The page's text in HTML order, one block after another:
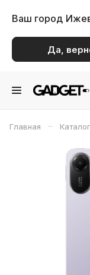
Ваш город
Да,
Главная – Каталог